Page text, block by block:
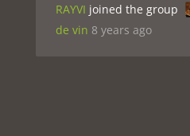
RAYVI joined the group
de vin 8 years ago